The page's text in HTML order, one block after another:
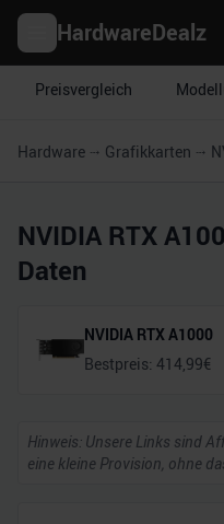
HardwareDealz
Preisvergleich
Hardware Grafikkarten
NVIDIA RTX
Daten
NVIDIA RTX A1000
Bestpreis: 414,99€
Hinweis: Unsere Links sind
eine kleine Provision, ohne